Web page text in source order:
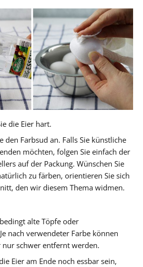
die Eier hart.
den Farbsud an. Falls Sie künstliche
möchten, folgen Sie einfach der
auf der Packung. Wünschen Sie
zu färben, orientieren Sie sich
den wir diesem Thema widmen.
alte Töpfe oder
nach verwendeter Farbe können
schwer entfernt werden.
Eier am Ende noch essbar sein,